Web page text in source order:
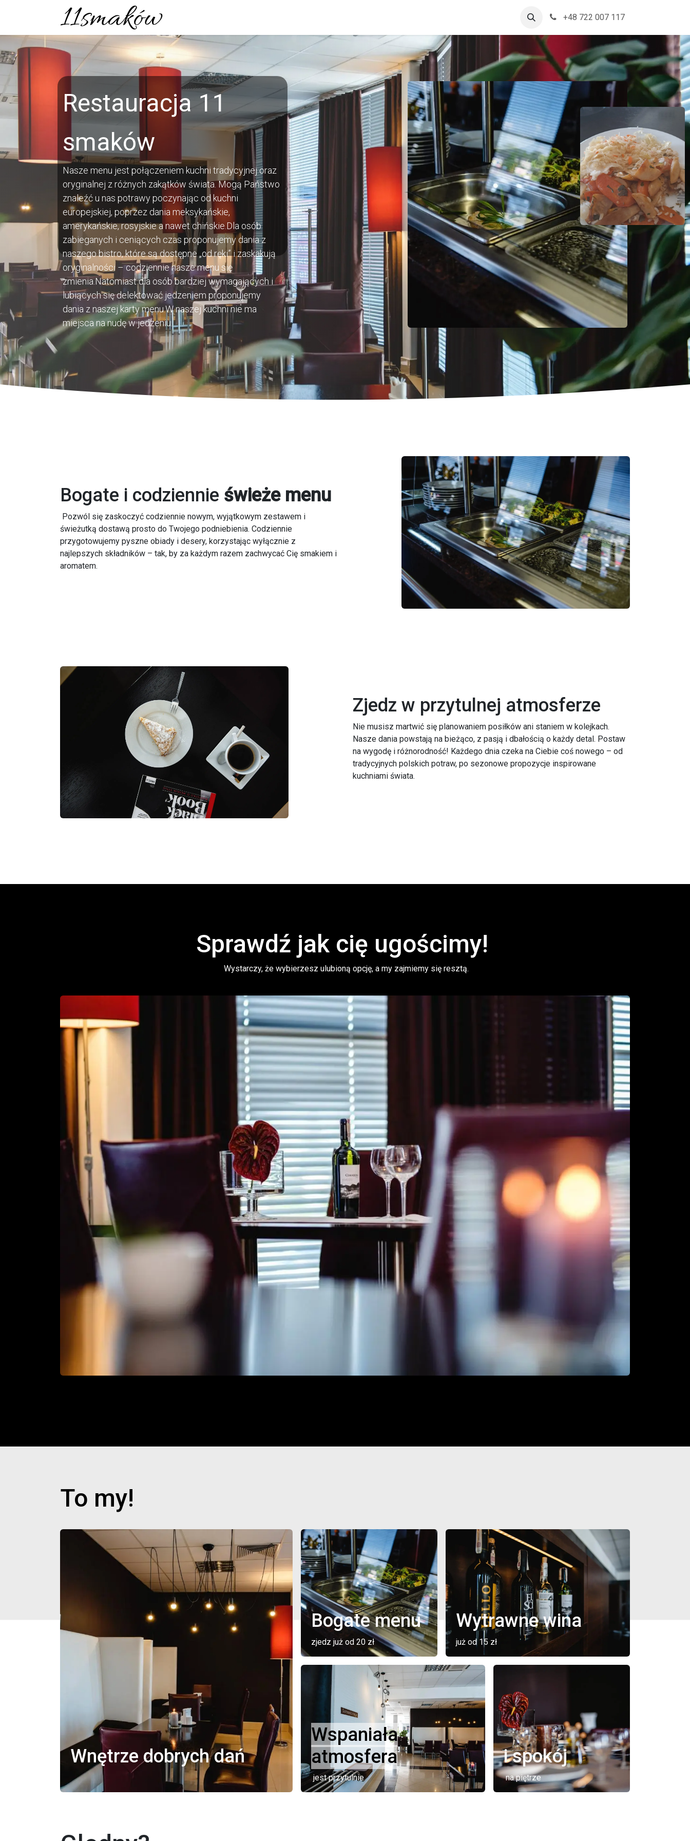
+48 722 007 117
Restauracja 11
smaków
Nasze menu jest połączeniem kuchni tradycyjnej oraz
oryginalnej z różnych zakątków świata. Mogą Państwo
znaleźć u nas potrawy poczynając od kuchni
europejskiej, poprzez dania meksykańskie,
amerykańskie, rosyjskie a nawet chińskie.Dla osób
zabieganych i ceniących czas proponujemy dania z
naszego bistro, które są dostępne „od ręki” i zaskakują
oryginalności – codziennie nasze menu się
zmienia.Natomiast dla osób bardziej wymagających i
lubiących się delektować jedzeniem proponujemy
dania z naszej karty menu.W naszej kuchni nie ma
miejsca na nudę w jedzeniu.
Bogate i codziennie świeże menu
Pozwól się zaskoczyć codziennie nowym, wyjątkowym zestawem i
świeżutką dostawą prosto do Twojego podniebienia. Codziennie
przygotowujemy pyszne obiady i desery, korzystając wyłącznie z
najlepszych składników – tak, by za każdym razem zachwycać Cię smakiem i
aromatem.
Zjedz w przytulnej atmosferze
Nie musisz martwić się planowaniem posiłków ani staniem w kolejkach.
Nasze dania powstają na bieżąco, z pasją i dbałością o każdy detal. Postaw
na wygodę i różnorodność! Każdego dnia czeka na Ciebie coś nowego – od
tradycyjnych polskich potraw, po sezonowe propozycje inspirowane
kuchniami świata.
Sprawdź jak cię ugościmy!
Wystarczy, że wybierzesz ulubioną opcję, a my zajmiemy się resztą.
To my!
Wnętrze dobrych dań
Bogate menu
zjedz już od 20 zł
Wytrawne wina
już od 15 zł
Wspaniała
atmosfera
jest przytulnie
i spokój
na piętrze